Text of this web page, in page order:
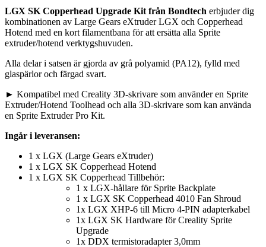
LGX SK Copperhead Upgrade Kit från Bondtech erbjuder dig
kombinationen av Large Gears eXtruder LGX och Copperhead
Hotend med en kort filamentbana för att ersätta alla Sprite
extruder/hotend verktygshuvuden.
Alla delar i satsen är gjorda av grå polyamid (PA12), fylld med
glaspärlor och färgad svart.
► Kompatibel med Creality 3D-skrivare som använder en Sprite
Extruder/Hotend Toolhead och alla 3D-skrivare som kan använda
en Sprite Extruder Pro Kit.
Ingår i leveransen:
1 x LGX (Large Gears eXtruder)
1 x LGX SK Copperhead Hotend
1 x LGX SK Copperhead Tillbehör:
1 x LGX-hållare för Sprite Backplate
1 x LGX SK Copperhead 4010 Fan Shroud
1x LGX XHP-6 till Micro 4-PIN adapterkabel
1x LGX SK Hardware för Creality Sprite
Upgrade
1x DDX termistoradapter 3,0mm